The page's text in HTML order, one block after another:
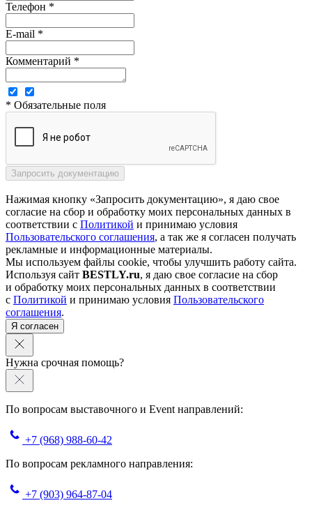
Телефон *
E-mail *
Комментарий *
* Обязательные поля
Нажимая кнопку «Запросить документацию», я даю свое
согласие на сбор и обработку моих персональных данных в
соответствии с Политикой и принимаю условия
Пользовательского соглашения, а так же я согласен получать
рекламные и информационные материалы.
Мы используем файлы cookie, чтобы улучшить работу сайта.
Используя сайт BESTLY.ru, я даю свое согласие на сбор
и обработку моих персональных данных в соответствии
с Политикой и принимаю условия Пользовательского
соглашения.
Я согласен
Нужна срочная помощь?
По вопросам выставочного и Event направлений:
+7 (968) 988-60-42
По вопросам рекламного направления:
+7 (903) 964-87-04